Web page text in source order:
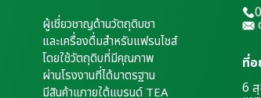
ผู้เชี่ยวชาญด้านวัตถุดิบชา
และเครื่องดื่มสำหรับแฟรนไชส์
โดยใช้วัตถุดิบที่มีคุณภาพ
ผ่านโรงงานที่ได้มาตรฐาน
มีสินค้าแภายใต้แบรนด์ TEA
ที่
6